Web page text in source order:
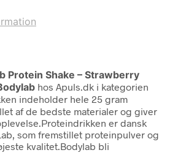
Protein Shake – Strawberry
hos Apuls.dk i kategorien
indeholder hele 25 gram
af de bedste materialer og giver
er dansk
som fremstillet proteinpulver og
kvalitet.Bodylab bli